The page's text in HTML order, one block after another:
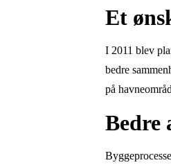
Et
I 2011 blev
bedre
på
Bedre